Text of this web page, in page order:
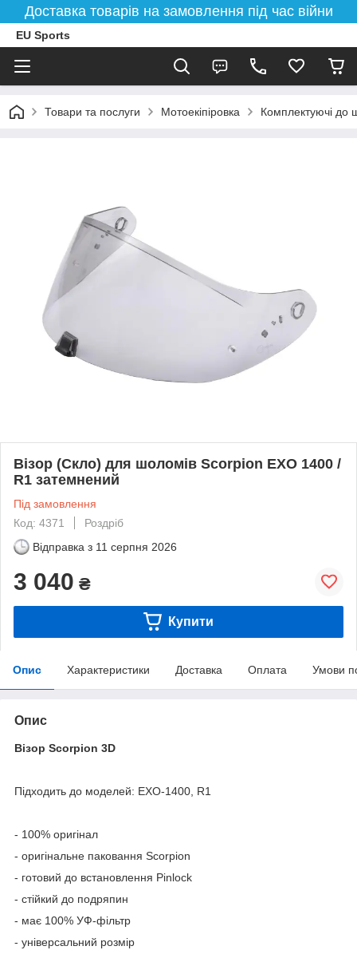
Доставка товарів на замовлення під час війни
EU Sports
Товари та послуги Мотоекіпіровка Комплектуючі до
Візор (Скло) для шоломів Scorpion EXO 1400 /
R1 затемнений
Під замовлення
Код: 4371
Роздріб
Відправка з 11 серпня 2026
3 040 ₴
Купити
Опис Характеристики Доставка Оплата Умови
Опис
Візор Scorpion 3D
Підходить до моделей: EXO-1400, R1
- 100% оригінал
- оригінальне паковання Scorpion
- готовий до встановлення Pinlock
- стійкий до подряпин
- має 100% УФ-фільтр
- універсальний розмір